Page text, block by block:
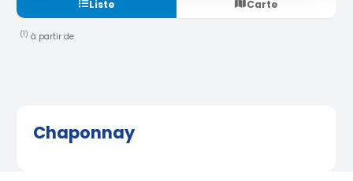
Liste Carte
(1) à partir de
Chaponnay